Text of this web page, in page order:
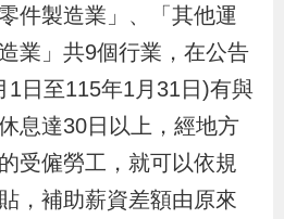
件製造業」、「其他運
業」共9個行業，在公告
1日至115年1月31日)有與
息達30日以上，經地方
受僱勞工，就可以依規
，補助薪資差額由原來